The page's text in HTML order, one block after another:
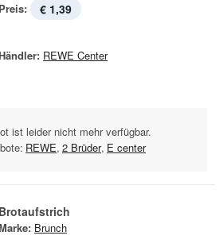
Preis: € 1,39
Händler: REWE Center
ist leider nicht mehr verfügbar.
REWE, 2 Brüder, E center
Brotaufstrich
Brunch